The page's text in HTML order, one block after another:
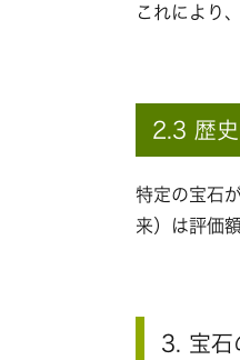
これにより
2.3 歴
特定の宝石
来）は評価
3. 宝石